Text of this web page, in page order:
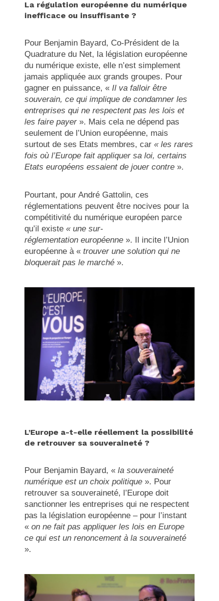
La régulation européenne du numérique
inefficace ou insuffisante ?
Pour Benjamin Bayard, Co-Président de la
Quadrature du Net, la législation européenne
du numérique existe, elle n’est simplement
jamais appliquée aux grands groupes. Pour
gagner en puissance, « Il va falloir être
souverain, ce qui implique de condamner les
entreprises qui ne respectent pas les lois et
les faire payer ». Mais cela ne dépend pas
seulement de l’Union européenne, mais
surtout de ses Etats membres, car« les rares
fois où l’Europe fait appliquer sa loi, certains
Etats européens essaient de jouer contre ».
Pourtant, pour André Gattolin, ces
réglementations peuvent être nocives pour la
compétitivité du numérique européen parce
qu’il existe« une sur-
réglementation européenne ». Il incite l’Union
européenne à «trouver une solution qui ne
bloquerait pas le marché ».
L’Europe a-t-elle réellement la possibilité
de retrouver sa souveraineté ?
Pour Benjamin Bayard, «la souveraineté
numérique est un choix politique ». Pour
retrouver sa souveraineté, l’Europe doit
sanctionner les entreprises qui ne respectent
pas la législation européenne – pour l’instant
«on ne fait pas appliquer les lois en Europe
ce qui est un renoncement à la souveraineté
».